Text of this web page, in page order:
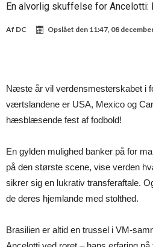
En alvorlig skuffelse for Ancelotti:
Af DC Opslået den 11:47, 08
Næste år vil verdensmesterskabet i
værtslandene er USA, Mexico og
hæsblæsende fest af fodbold!
En gylden mulighed banker på for
på den største scene, vise verden
sikrer sig en lukrativ transferaftale.
de deres hjemlande med stolthed.
Brasilien er altid en trussel i VM-